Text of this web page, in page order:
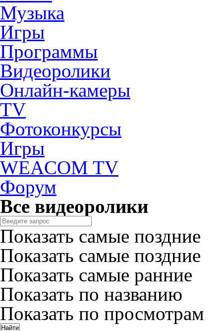
Музыка
Игры
Программы
Видеоролики
Онлайн-камеры
TV
Фотоконкурсы
Игры
WEACOM TV
Форум
Все видеоролики
Показать самые поздние
Показать самые поздние
Показать самые ранние
Показать по названию
Показать по просмотрам